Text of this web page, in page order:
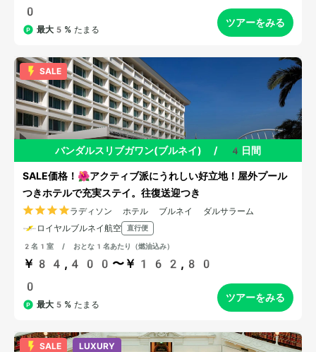
0
最大5% たまる
ツアーをみる
SALE
バンダルスリブガワン(ブルネイ) / 4日間
SALE価格！🌺アクティブ派にうれしい好立地！屋外プール
つきホテルで充実ステイ。往復送迎つき
ラディソン ホテル ブルネイ ダルサラーム
ロイヤルブルネイ航空
直行便
2名1室 / おとな1名あたり（燃油込み）
￥84,400〜￥162,80
0
最大5% たまる
ツアーをみる
SALE LUXURY